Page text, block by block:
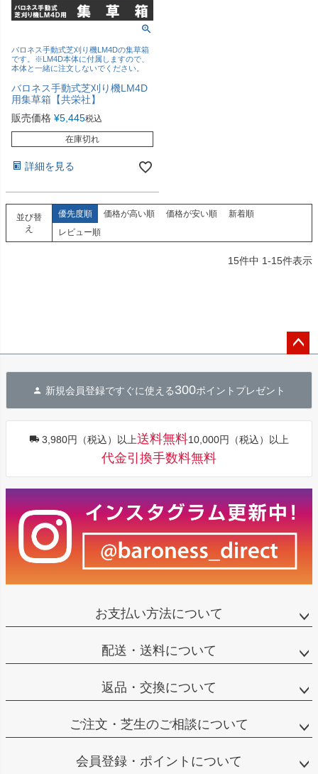
バロネス手動式芝刈り機LM4Dの集草箱
です。※LM4D本体に付属しますので、
本体と一緒に注文しないでください。
バロネス手動式芝刈り機LM4D
用集草箱【共栄社】
販売価格 ¥5,445税込
在庫切れ
詳細を見る
並び替
え
優先度順 価格が高い順 価格が安い順
新着順
レビュー順
15件中 1-15件表示
へ
新規会員登録ですぐに使える300ポイントプレゼント
3,980円（税込）以上送料無料10,000円（税込）以上
代金引換手数料無料
お支払い方法について
配送・送料について
返品・交換について
ご注文・芝生のご相談について
会員登録・ポイントについて